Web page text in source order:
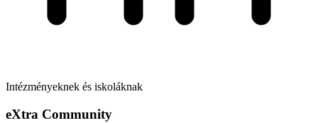
Intézményeknek és iskoláknak
eXtra Community